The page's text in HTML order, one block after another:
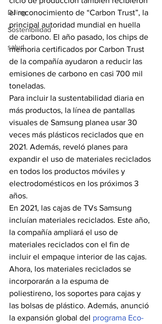
DJing
Sostenibilidad
salud
el reconocimiento de “Carbon Trust”, la
principal autoridad mundial en huella
de carbono. El año pasado, los chips de
memoria certificados por Carbon Trust
de la compañía ayudaron a reducir las
emisiones de carbono en casi 700 mil
toneladas.
Para incluir la sustentabilidad diaria en
más productos, la línea de pantallas
visuales de Samsung planea usar 30
veces más plásticos reciclados que en
2021. Además, reveló planes para
expandir el uso de materiales reciclados
en todos los productos móviles y
electrodomésticos en los próximos 3
años.
En 2021, las cajas de TVs Samsung
incluían materiales reciclados. Este año,
la compañía ampliará el uso de
materiales reciclados con el fin de
incluir el empaque interior de las cajas.
Ahora, los materiales reciclados se
incorporarán a la espuma de
poliestireno, los soportes para cajas y
las bolsas de plástico. Además, anunció
la expansión global del programa Eco-